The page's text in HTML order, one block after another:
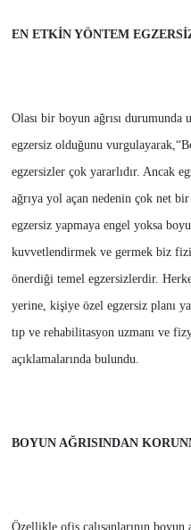
EN ETKİN YÖNTEM
Olası bir boyun ağrısı durumunda
egzersiz olduğunu
egzersizler çok yararlıdır. Ancak
ağrıya yol açan nedenin çok net
egzersiz yapmaya engel yoksa
kuvvetlendirmek ve germek biz
önerdiği temel egzersizlerdir.
yerine, kişiye özel egzersiz planı
tıp ve rehabilitasyon uzmanı ve
açıklamalarında bulundu.
BOYUN AĞRISINDAN
Özellikle ofis çalışanlarının boyun